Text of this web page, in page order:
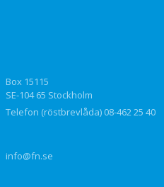
Box 15115
SE-104 65 Stockholm
Telefon (röstbrevlåda) 08-462 25 40
info@fn.se